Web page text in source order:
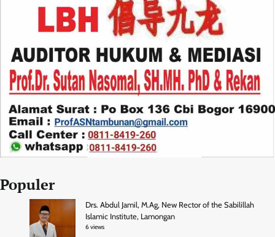
Populer
Drs. Abdul Jamil, M.Ag, New Rector of the Sabilillah
Islamic Institute, Lamongan
6 views